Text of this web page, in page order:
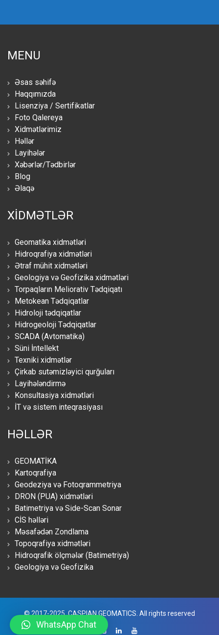
MENU
Əsas səhifə
Haqqımızda
Lisenziya / Sertifikatlar
Foto Qalereya
Xidmətlərimiz
Həllər
Layihələr
Xəbərlər/Tədbirlər
Blog
Əlaqə
XİDMƏTLƏR
Geomatika xidmətləri
Hidroqrafiya xidmətləri
Ətraf mühit xidmətləri
Geologiya və Geofizika xidmətləri
Torpaqların Meliorativ Tədqiqatı
Metokean Tədqiqatlar
Hidroloji tədqiqatlar
Hidrogeoloji Tədqiqatlar
SCADA (Avtomatika)
Süni İntellekt
Texniki xidmətlər
Çirkab sutəmizləyici qurğuları
Layihələndirmə
Konsultasiya xidmətləri
İT və sistem inteqrasiyası
HƏLLƏR
GEOMATİKA
Kartoqrafiya
Geodeziya və Fotoqrammetriya
DRON (PUA) xidmətləri
Batimetriya və Side-Scan Sonar
CİS həlləri
Məsafədən Zondlama
Topoqrafiya xidmətləri
Hidroqrafik ölçmələr (Batimetriya)
Geologiya və Geofizika
© 2017-2025. CASPIAN GEOMATICS. All rights reserved
WhatsApp Chat